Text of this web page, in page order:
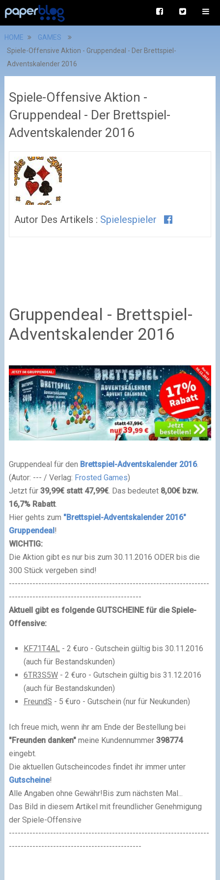
HOME
GAMES
Spiele-Offensive Aktion - Gruppendeal - Der Brettspiel-
Adventskalender 2016
Spiele-Offensive Aktion -
Gruppendeal - Der Brettspiel-
Adventskalender 2016
Autor Des Artikels : Spielespieler
Gruppendeal - Brettspiel-
Adventskalender 2016
Gruppendeal für den Brettspiel-Adventskalender 2016.
(Autor: --- / Verlag: Frosted Games)
Jetzt für 39,99€ statt 47,99€. Das bedeutet 8,00€ bzw.
16,7% Rabatt.
Hier gehts zum "Brettspiel-Adventskalender 2016"
Gruppendeal!
WICHTIG:
Die Aktion gibt es nur bis zum 30.11.2016 ODER bis die
300 Stück vergeben sind!
--------------------------------------------------------------------
---------------------------------------------
Aktuell gibt es folgende GUTSCHEINE für die Spiele-
Offensive:
KF71T4AL- 2 €uro - Gutschein gültig bis 30.11.2016
(auch für Bestandskunden)
6TR3S5W- 2 €uro - Gutschein gültig bis 31.12.2016
(auch für Bestandskunden)
FreundS - 5 €uro - Gutschein (nur für Neukunden)
Ich freue mich, wenn ihr am Ende der Bestellung bei
"Freunden danken"meine Kundennummer 398774
eingebt.
Die aktuellen Gutscheincodes findet ihr immer unter
Gutscheine!
Alle Angaben ohne Gewähr!Bis zum nächsten Mal...
Das Bild in diesem Artikel mit freundlicher Genehmigung
der Spiele-Offensive
--------------------------------------------------------------------
---------------------------------------------